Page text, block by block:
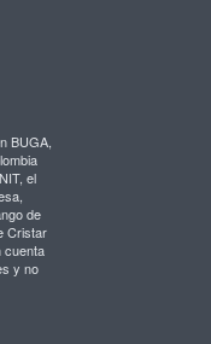
BUGA,
el
de
Cristar
cuenta
y no